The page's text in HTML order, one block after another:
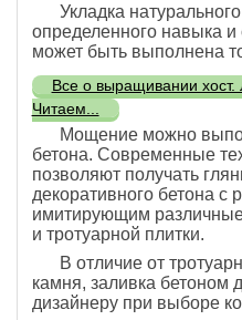
Укладка
определенного навыка
может быть выполнена
Все о выращивании
Читаем...
Мощение можно
бетона. Современные
позволяют получать
декоративного бетона
имитирующим
и тротуарной плитки.
В отличие от
камня, заливка бетоном
дизайнеру при выборе